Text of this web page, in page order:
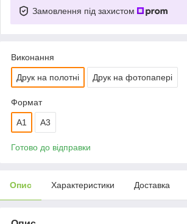
Замовлення під захистом
Виконання
Друк на полотні Друк на фотопапері
Формат
А1 A3
Готово до відправки
Опис Характеристики Доставка